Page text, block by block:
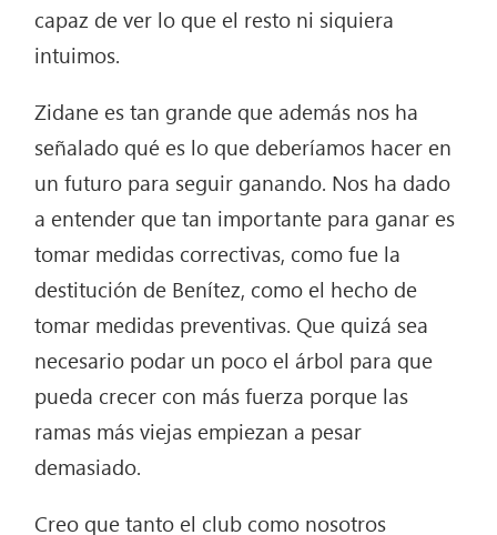
capaz de ver lo que el resto ni siquiera
intuimos.
Zidane es tan grande que además nos ha
señalado qué es lo que deberíamos hacer en
un futuro para seguir ganando. Nos ha dado
a entender que tan importante para ganar es
tomar medidas correctivas, como fue la
destitución de Benítez, como el hecho de
tomar medidas preventivas. Que quizá sea
necesario podar un poco el árbol para que
pueda crecer con más fuerza porque las
ramas más viejas empiezan a pesar
demasiado.
Creo que tanto el club como nosotros